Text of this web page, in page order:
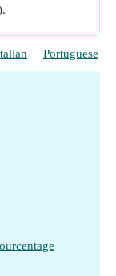
Portuguese